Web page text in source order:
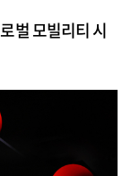
벌 모빌리티 시